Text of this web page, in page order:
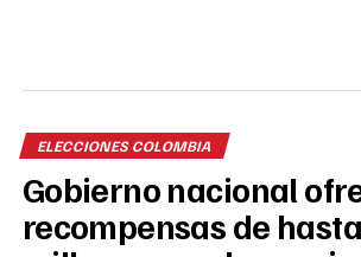
ELECCIONES COLOMBIA
Gobierno nacional
recompensas de